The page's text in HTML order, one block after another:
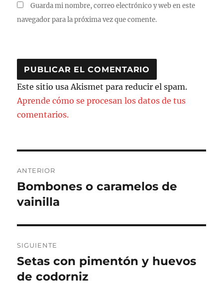
Guarda mi nombre, correo electrónico y web en este
navegador para la próxima vez que comente.
Este sitio usa Akismet para reducir el spam.
Aprende cómo se procesan los datos de tus
comentarios.
de
entradas
ANTERIOR
Entrada
anterior:
Bombones o caramelos de
vainilla
SIGUIENTE
Entrada
siguiente:
Setas con pimentón y huevos
de codorniz